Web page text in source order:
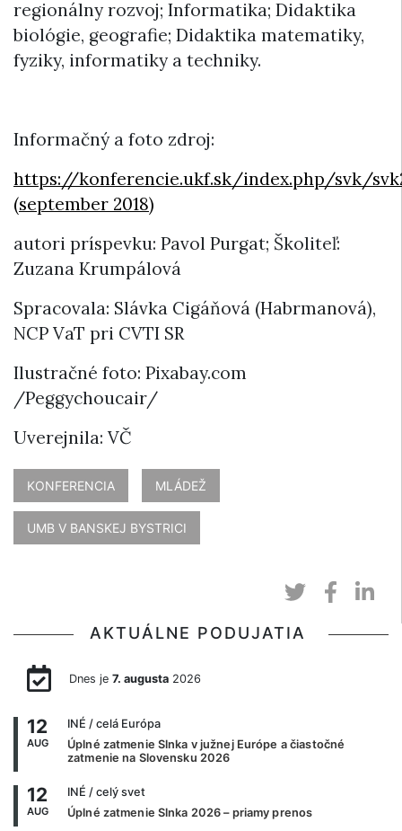
regionálny rozvoj; Informatika; Didaktika
biológie, geografie; Didaktika matematiky,
fyziky, informatiky a techniky.
Informačný a foto zdroj:
https://konferencie.ukf.sk/index.php/svk/
(september 2018)
autori príspevku: Pavol Purgat; Školiteľ:
Zuzana Krumpálová
Spracovala: Slávka Cigáňová (Habrmanová),
NCP VaT pri CVTI SR
Ilustračné foto: Pixabay.com
/Peggychoucair/
Uverejnila: VČ
KONFERENCIA MLÁDEŽ
UMB V BANSKEJ BYSTRICI
AKTUÁLNE PODUJATIA
Dnes je 7. augusta2026
12
AUG
INÉ / celá Európa
Úplné zatmenie Slnka v južnej Európe a čiastočné
zatmenie na Slovensku 2026
12
AUG
INÉ / celý svet
Úplné zatmenie Slnka 2026 – priamy prenos